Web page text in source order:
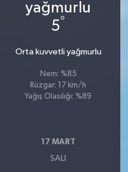
5°
Orta kuvvetli yağmurlu
Nem: %85
Rüzgar: 17 km/h
Yağış Olasılığı: %89
17 MART
SALI